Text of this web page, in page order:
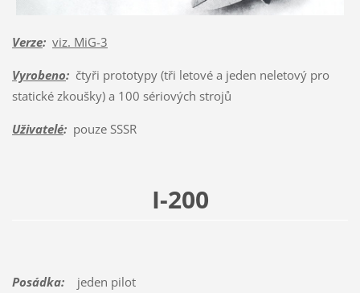
Verze: viz. MiG-3
Vyrobeno:čtyři prototypy (tři letové a jeden neletový pro
statické zkoušky) a 100 sériových strojů
Uživatelé:pouze SSSR
I-200
Posádka:jeden pilot